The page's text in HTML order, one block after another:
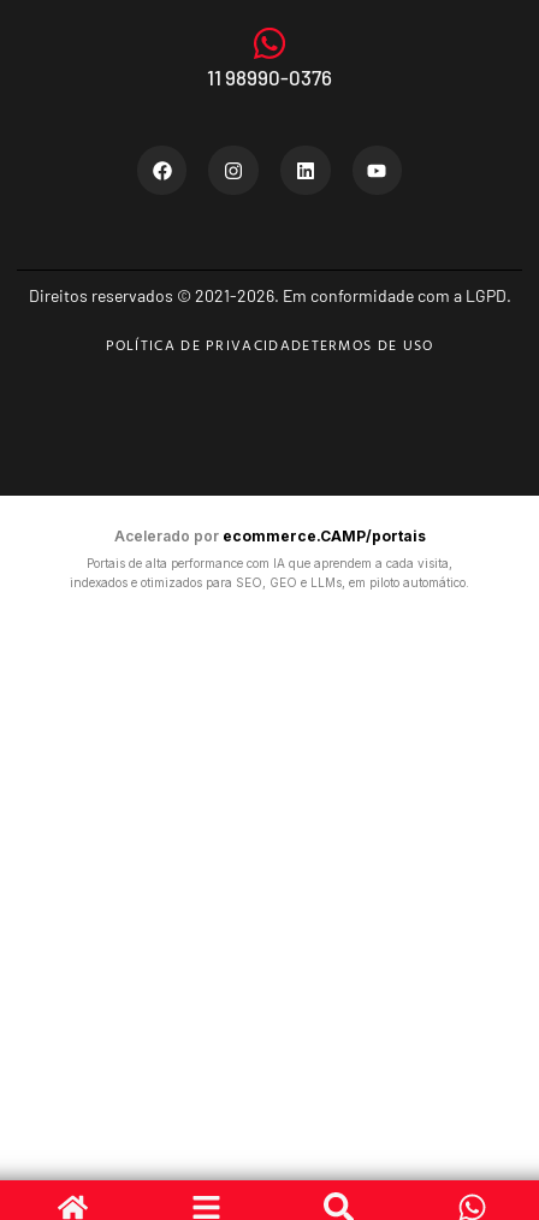
11 98990-0376
Direitos reservados © 2021-2026. Em conformidade com a LGPD.
POLÍTICA DE PRIVACIDADETERMOS DE USO
Acelerado por ecommerce.CAMP/portais
Portais de alta performance com IA que aprendem a cada visita,
indexados e otimizados para SEO, GEO e LLMs, em piloto automático.